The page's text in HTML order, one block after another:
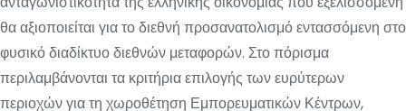
θα αξιοποιείται για το διεθνή προσανατολισμό εντασσόμενη στο
φυσικό διαδίκτυο διεθνών μεταφορών. Στο πόρισμα
περιλαμβάνονται τα κριτήρια επιλογής των ευρύτερων
περιοχών για τη χωροθέτηση Εμπορευματικών Κέντρων,